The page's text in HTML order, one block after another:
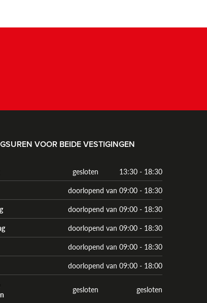
VOOR BEIDE VESTIGINGEN
gesloten
13:30 - 18:30
doorlopend van 09:00 - 18:30
doorlopend van 09:00 - 18:30
doorlopend van 09:00 - 18:30
doorlopend van 09:00 - 18:30
doorlopend van 09:00 - 18:00
gesloten gesloten